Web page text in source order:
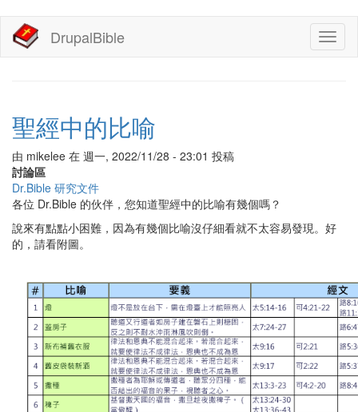
主
DrupalBible
聖經中的比喻
由 mikelee 在 週一, 2022/11/28 - 23:01 投稿
討論區
Dr.Bible 研究文件
各位 Dr.Bible 的伙伴，您知道聖經中的比喻有幾個嗎？
說來有點點小困難，因為有幾個比喻沒仔細看就不太容易發現。好
的，請看附圖。